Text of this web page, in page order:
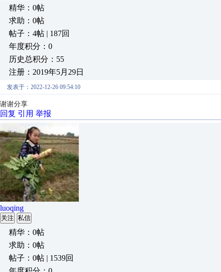
精华：0帖
求助：0帖
帖子：4帖 | 187回
年度积分：0
历史总积分：55
注册：2019年5月29日
发表于：2022-12-26 09:54:10
谢谢分享
回复 引用 举报
luoqing
关注 私信
精华：0帖
求助：0帖
帖子：0帖 | 1539回